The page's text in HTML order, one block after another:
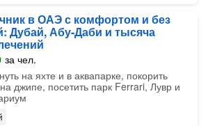
в ОАЭ с комфортом и без
Дубай, Абу-Даби и тысяча
за чел.
на яхте и в аквапарке, покорить
джипе, посетить парк Ferrari, Лувр и